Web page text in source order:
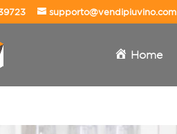
supporto@vendipiuvino.com
Home